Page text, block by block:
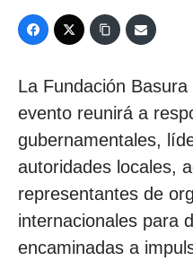
La Fundación
evento reunirá a
gubernamentales,
autoridades locales,
representantes de
internacionales para
encaminadas a